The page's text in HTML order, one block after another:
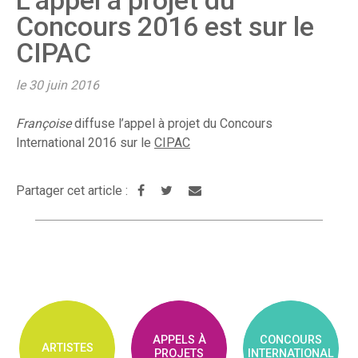
Concours 2016 est sur le
CIPAC
le 30 juin 2016
Françoisediffuse l’appel à projet du Concours
International 2016 sur le CIPAC
Partager cet article :
ARTISTES
APPELS À
PROJETS
CONCOURS
INTERNATIONAL